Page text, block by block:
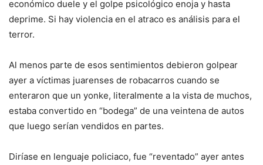
económico duele y el golpe psicológico enoja y hasta
deprime. Si hay violencia en el atraco es análisis para el
terror.
Al menos parte de esos sentimientos debieron golpear
ayer a víctimas juarenses de robacarros cuando se
enteraron que un yonke, literalmente a la vista de muchos,
estaba convertido en “bodega” de una veintena de autos
que luego serían vendidos en partes.
Diríase en lenguaje policiaco, fue “reventado” ayer antes